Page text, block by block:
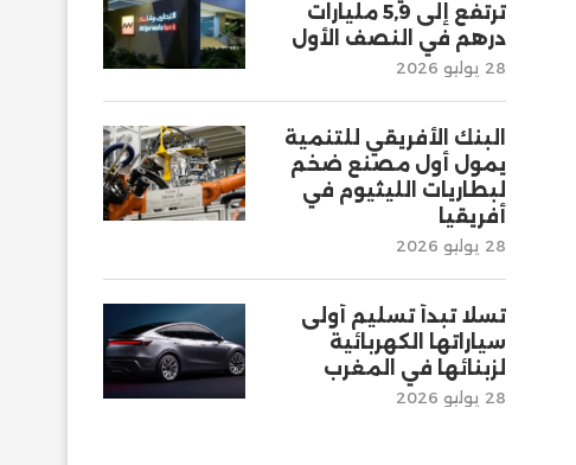
“سنلام المغرب” تكشف
ترتفع إلى 5,9 مليارات
درهم في النصف الأول
28 يوليو 2026
البنك الأفريقي للتنمية
يمول أول مصنع ضخم
لبطاريات الليثيوم في
أفريقيا
28 يوليو 2026
تسلا تبدأ تسليم أولى
سياراتها الكهربائية
لزبنائها في المغرب
28 يوليو 2026